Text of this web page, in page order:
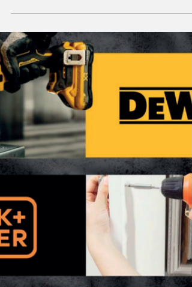
agro, a indústria e o
setor automotivo de
Passos e região
Há 35 anos, a Roluna Rolamentos nasceu
Passos com o compromisso de oferecer
qualidade, confiança e atendimento
aos seus clientes. Ao longo dessa trajetória,
tornou-se referência no fornecimento de
rolamentos, retentores, correias, mancais,
ferramentas e peças para os setores
agropecuário, industrial e automotivo,
acompanhando o crescimento de Passos e
região. Mais do que fornecer produtos, a
Roluna construiu relações duradouras
baseadas em respeito, comprometimento